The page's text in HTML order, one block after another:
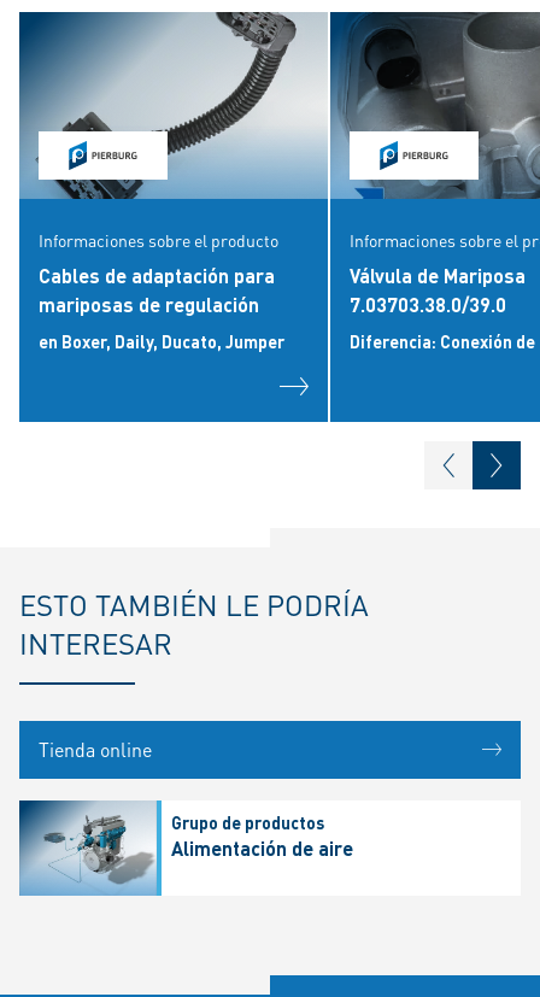
Informaciones sobre el producto
Cables de adaptación para
mariposas de regulación
en Boxer, Daily, Ducato, Jumper
Informaciones sobre el
Válvula de Mariposa
7.03703.38.0/39.0
Diferencia: Conexión
ESTO TAMBIÉN LE PODRÍA
INTERESAR
Tienda online
Grupo de productos
Alimentación de aire